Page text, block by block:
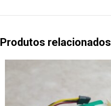
Produtos relacionados